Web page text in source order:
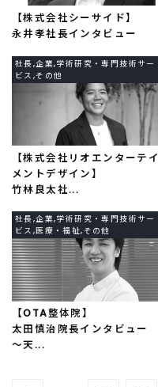
【株式会社シーサイド】
永井孝社長インタビュー
社長,企業,学術研究・専門技術サー
ビス,その他
【株式会社リオエンターテイ
メントデザイン】
竹林良太社...
社長,企業,学術研究・専門技術サー
ビス,医療・福祉,その他
【OTA整体院】
太田慎治院長インタビュー
～天...